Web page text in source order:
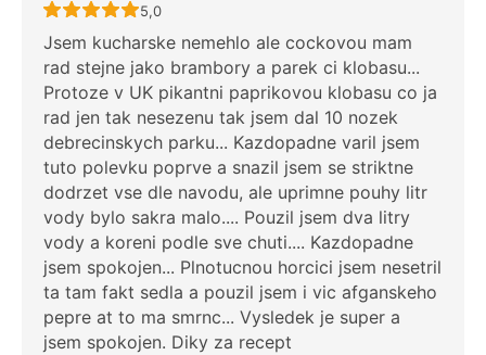
Recept ještě nebyl hodnocen
5,0
Jsem kucharske nemehlo ale cockovou mam
rad stejne jako brambory a parek ci klobasu...
Protoze v UK pikantni paprikovou klobasu co ja
rad jen tak nesezenu tak jsem dal 10 nozek
debrecinskych parku... Kazdopadne varil jsem
tuto polevku poprve a snazil jsem se striktne
dodrzet vse dle navodu, ale uprimne pouhy litr
vody bylo sakra malo.... Pouzil jsem dva litry
vody a koreni podle sve chuti.... Kazdopadne
jsem spokojen... Plnotucnou horcici jsem nesetril
ta tam fakt sedla a pouzil jsem i vic afganskeho
pepre at to ma smrnc... Vysledek je super a
jsem spokojen. Diky za recept